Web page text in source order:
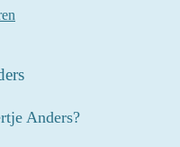
Anders?